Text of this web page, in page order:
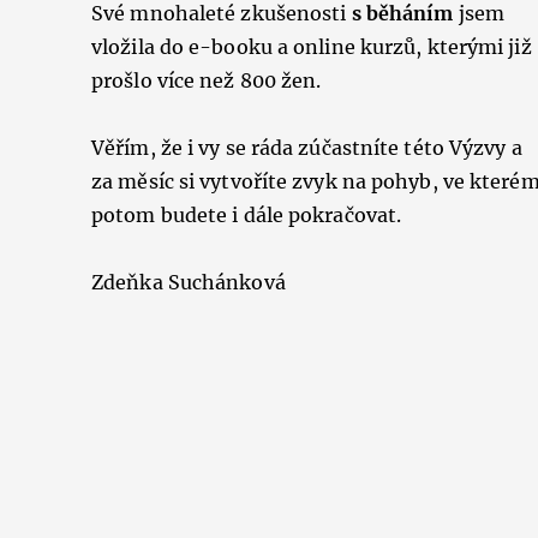
Své mnohaleté zkušenosti s běháním jsem
vložila do e-booku a online kurzů, kterými již
prošlo více než 800 žen.
Věřím, že i vy se ráda zúčastníte této Výzvy a
za měsíc si vytvoříte zvyk na pohyb, ve
potom budete i dále pokračovat.
Zdeňka Suchánková